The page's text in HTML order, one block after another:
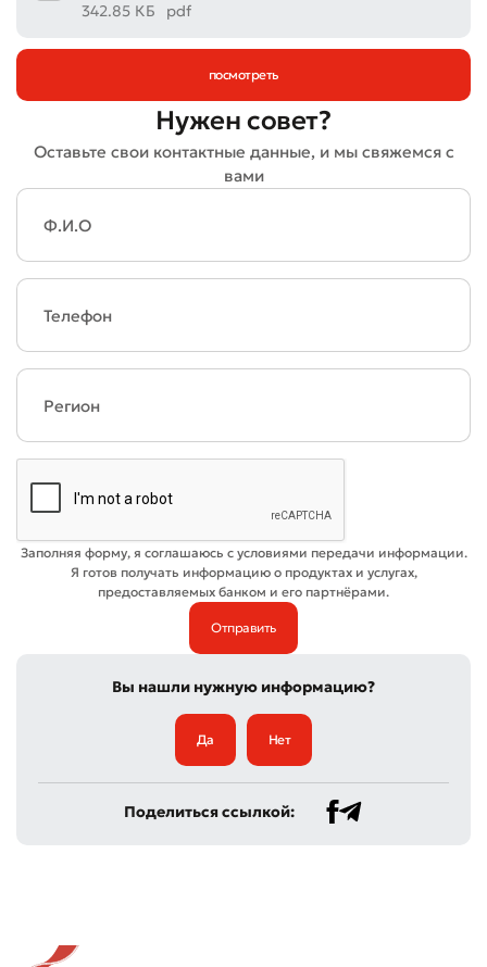
342.85 КБ pdf
посмотреть
Нужен совет?
Оставьте свои контактные данные, и мы свяжемся с
вами
Заполняя форму, я соглашаюсь с условиями передачи информации.
Я готов получать информацию о продуктах и услугах,
предоставляемых банком и его партнёрами.
Вы нашли нужную информацию?
Да Нет
Поделиться ссылкой: